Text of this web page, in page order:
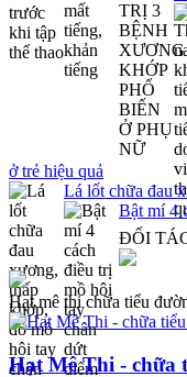
ở trẻ hiệu quả
Lá lốt chữa đau
Bật mí 4
ĐỐI
Hạt mê thi chữa tiểu
Hạt Mê Thi - chữa